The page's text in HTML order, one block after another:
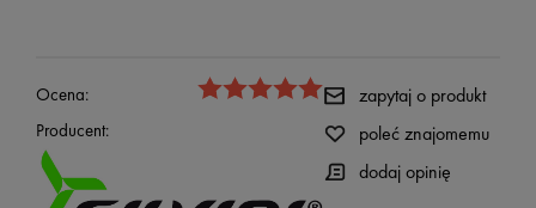
Ocena:
Producent:
zapytaj o produkt
poleć znajomemu
dodaj opinię